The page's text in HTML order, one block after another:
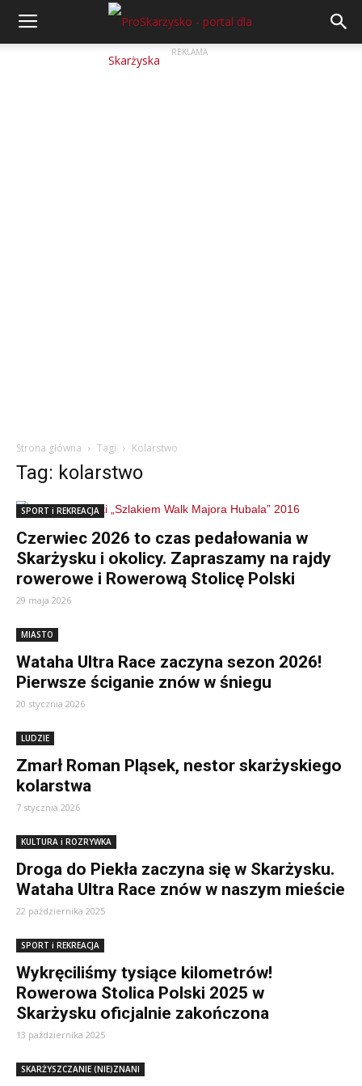
REKLAMA
Strona główna Tagi Kolarstwo
Tag: kolarstwo
SPORT i REKREACJA
Czerwiec 2026 to czas pedałowania w
Skarżysku i okolicy. Zapraszamy na rajdy
rowerowe i Rowerową Stolicę Polski
29 maja 2026
MIASTO
Wataha Ultra Race zaczyna sezon 2026!
Pierwsze ściganie znów w śniegu
20 stycznia 2026
LUDZIE
Zmarł Roman Pląsek, nestor skarżyskiego
kolarstwa
7 stycznia 2026
KULTURA i ROZRYWKA
Droga do Piekła zaczyna się w Skarżysku.
Wataha Ultra Race znów w naszym mieście
22 października 2025
SPORT i REKREACJA
Wykręciliśmy tysiące kilometrów!
Rowerowa Stolica Polski 2025 w
Skarżysku oficjalnie zakończona
13 października 2025
SKARŻYSZCZANIE (NIE)ZNANI